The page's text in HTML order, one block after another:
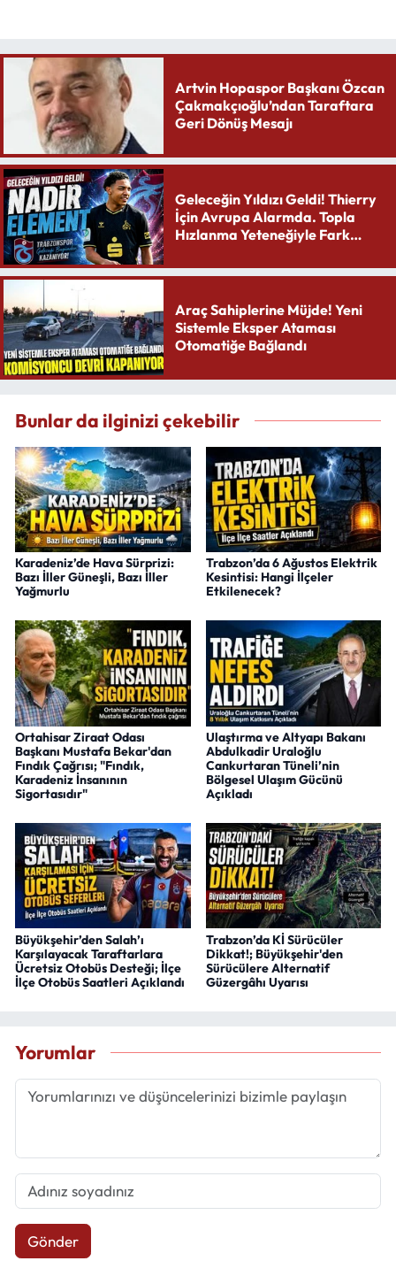
Artvin Hopaspor Başkanı Özcan
Çakmakçıoğlu’ndan Taraftara
Geri Dönüş Mesajı
Geleceğin Yıldızı Geldi! Thierry
İçin Avrupa Alarmda. Topla
Hızlanma Yeteneğiyle Fark
Araç Sahiplerine Müjde! Yeni
Sistemle Eksper Ataması
Otomatiğe Bağlandı
Bunlar da ilginizi çekebilir
Karadeniz’de Hava Sürprizi:
Bazı İller Güneşli, Bazı İller
Yağmurlu
Trabzon’da 6 Ağustos Elektrik
Kesintisi: Hangi İlçeler
Etkilenecek?
Ortahisar Ziraat Odası
Başkanı Mustafa Bekar'dan
Fındık Çağrısı; "Fındık,
Karadeniz İnsanının
Sigortasıdır"
Ulaştırma ve Altyapı Bakanı
Abdulkadir Uraloğlu
Cankurtaran Tüneli’nin
Bölgesel Ulaşım Gücünü
Açıkladı
Büyükşehir’den Salah’ı
Karşılayacak Taraftarlara
Ücretsiz Otobüs Desteği; İlçe
İlçe Otobüs Saatleri Açıklandı
Trabzon’da Kİ Sürücüler
Dikkat!; Büyükşehir'den
Sürücülere Alternatif
Güzergâhı Uyarısı
Yorumlar
Gönder